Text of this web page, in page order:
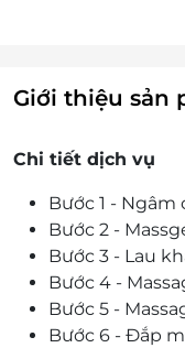
sử dụng trước
Số 48 Hàng
Hà Nội
Điện thoại:
E-Voucher/E-
thành tiền mặt,
Không áp
khuyến mại
Giá chưa bao
hóa đơn vui lòng
Giới thiệu sản
Chi tiết dịch vụ
Bước 1 -
Bước 2 -
Bước 3 - Lau
Bước 4 -
Bước 5 -
Bước 6 - Đắp